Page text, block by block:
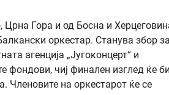
Црна Гора и од Босна и
оркестар. Станува збор за
агенција „Југоконцерт“ и
фондови, чиј финален изглед ќе
на оркестарот ќе се